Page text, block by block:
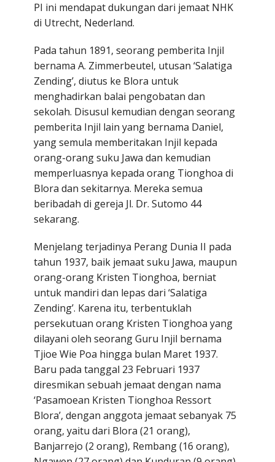
PI ini mendapat dukungan dari jemaat NHK
di Utrecht, Nederland.
Pada tahun 1891, seorang pemberita Injil
bernama A. Zimmerbeutel, utusan ‘Salatiga
Zending’, diutus ke Blora untuk
menghadirkan balai pengobatan dan
sekolah. Disusul kemudian dengan seorang
pemberita Injil lain yang bernama Daniel,
yang semula memberitakan Injil kepada
orang-orang suku Jawa dan kemudian
memperluasnya kepada orang Tionghoa di
Blora dan sekitarnya. Mereka semua
beribadah di gereja Jl. Dr. Sutomo 44
sekarang.
Menjelang terjadinya Perang Dunia II pada
tahun 1937, baik jemaat suku Jawa, maupun
orang-orang Kristen Tionghoa, berniat
untuk mandiri dan lepas dari ‘Salatiga
Zending’. Karena itu, terbentuklah
persekutuan orang Kristen Tionghoa yang
dilayani oleh seorang Guru Injil bernama
Tjioe Wie Poa hingga bulan Maret 1937.
Baru pada tanggal 23 Februari 1937
diresmikan sebuah jemaat dengan nama
‘Pasamoean Kristen Tionghoa Ressort
Blora’, dengan anggota jemaat sebanyak 75
orang, yaitu dari Blora (21 orang),
Banjarrejo (2 orang), Rembang (16 orang),